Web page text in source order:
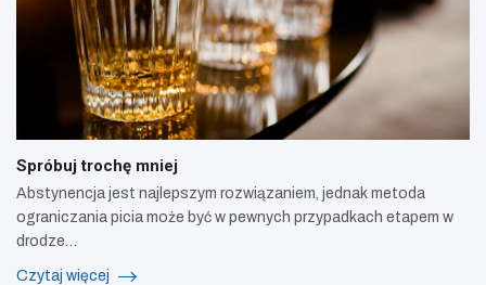
Spróbuj trochę mniej
Abstynencja jest najlepszym rozwiązaniem, jednak metoda
ograniczania picia może być w pewnych przypadkach etapem w
drodze…
Czytaj więcej